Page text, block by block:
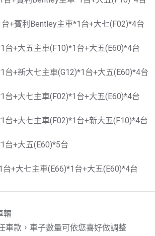
+賓利Bentley主車*1台+大七(F02)*4台
+大五主車(F10)*1台+大五(E60)*4台
+新大七主車(G12)*1台+大五(E60)*4台
+大七主車(F02)*1台+大五(E60)*4台
+大七主車(F02)*1台+新大五(F10)*4台
+大五(E60)*5台
+大七主車(E66)*1台+大五(E60)*4台
輛
車款，車子數量可依您喜好做調整